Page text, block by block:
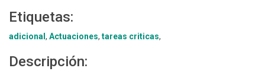
Etiquetas:
adicional , Actuaciones, tareas criticas,
Descripción: